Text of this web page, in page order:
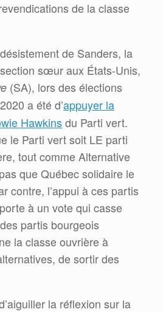
de la classe
de Sanders, la
sœur aux États-Unis,
(SA), lors des élections
a été d’appuyer la
Hawkins du Parti vert.
le Parti vert soit LE parti
tout comme Alternative
que Québec solidaire le
contre, l’appui à ces partis
à un vote qui casse
partis bourgeois
la classe ouvrière à
de sortir des
la réflexion sur la